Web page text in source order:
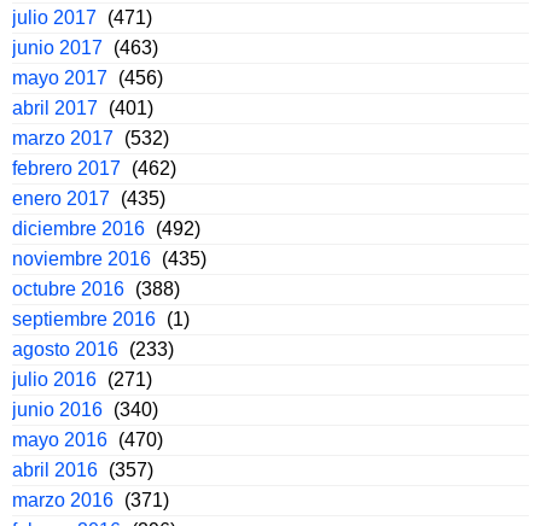
julio 2017 (471)
junio 2017 (463)
mayo 2017 (456)
abril 2017 (401)
marzo 2017 (532)
febrero 2017 (462)
enero 2017 (435)
diciembre 2016 (492)
noviembre 2016 (435)
octubre 2016 (388)
septiembre 2016 (1)
agosto 2016 (233)
julio 2016 (271)
junio 2016 (340)
mayo 2016 (470)
abril 2016 (357)
marzo 2016 (371)